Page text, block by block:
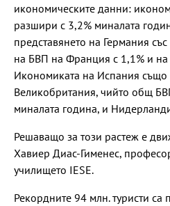
икономическите данни:
разшири с 3,2% миналата
представянето на Германия
на БВП на Франция с 1,1% и на
Икономиката на Испания също
Великобритания, чийто общ
миналата година, и
Решаващо за този растеж е
Хавиер Диас-Гименес,
училището IESE.
Рекордните 94 млн. туристи са